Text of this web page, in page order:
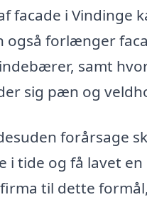
facade i Vindinge
også forlænger
samt
sig pæn og
forårsage
i tide og få lavet en
til dette